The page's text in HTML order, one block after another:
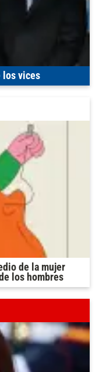
los vices
de la mujer
los hombres